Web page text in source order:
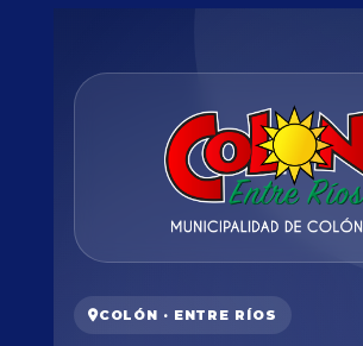
COLÓN · ENTRE RÍOS